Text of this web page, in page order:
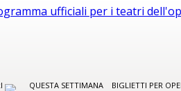
QUESTA SETTIMANA BIGLIETTI PER